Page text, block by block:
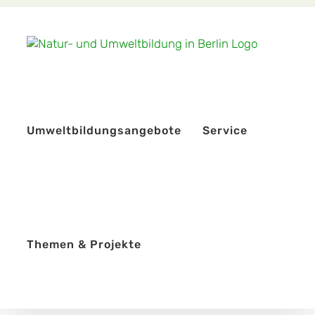
springen
Umweltbildungsangebote Service
Themen & Projekte